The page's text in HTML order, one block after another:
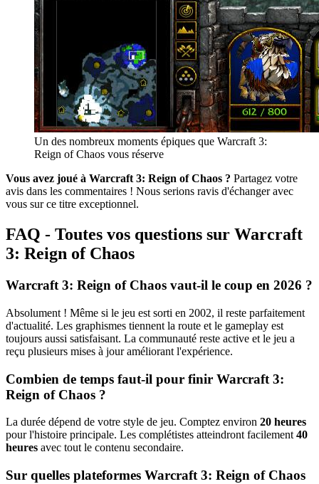
Un des nombreux moments épiques que Warcraft 3:
Reign of Chaos vous réserve
Vous avez joué à Warcraft 3: Reign of Chaos ? Partagez votre
avis dans les commentaires ! Nous serions ravis d'échanger avec
vous sur ce titre exceptionnel.
FAQ - Toutes vos questions sur Warcraft
3: Reign of Chaos
Warcraft 3: Reign of Chaos vaut-il le coup en 2026 ?
Absolument ! Même si le jeu est sorti en 2002, il reste parfaitement
d'actualité. Les graphismes tiennent la route et le gameplay est
toujours aussi satisfaisant. La communauté reste active et le jeu a
reçu plusieurs mises à jour améliorant l'expérience.
Combien de temps faut-il pour finir Warcraft 3:
Reign of Chaos ?
La durée dépend de votre style de jeu. Comptez environ 20 heures
pour l'histoire principale. Les complétistes atteindront facilement40
heures avec tout le contenu secondaire.
Sur quelles plateformes Warcraft 3: Reign of Chaos